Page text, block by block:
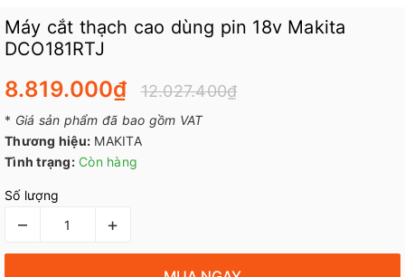
Máy cắt thạch cao dùng pin 18v Makita
DCO181RTJ
8.819.000₫ 12.027.400₫
* Giá sản phẩm đã bao gồm VAT
Thương hiệu: MAKITA
Tình trạng: Còn hàng
Số lượng
– +